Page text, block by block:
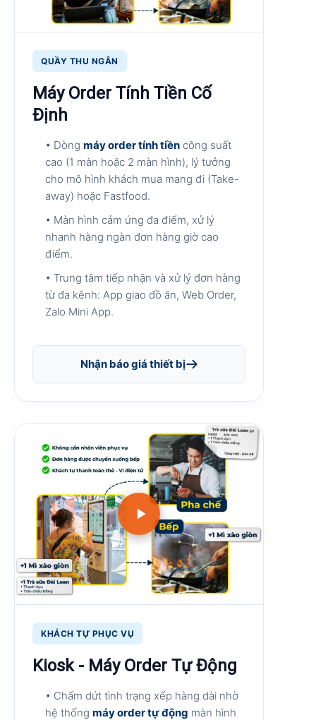
QUẦY THU NGÂN
Máy Order Tính Tiền Cố
Định
• Dòng máy order tính tiền công suất
cao (1 màn hoặc 2 màn hình), lý tưởng
cho mô hình khách mua mang đi (Take-
away) hoặc Fastfood.
• Màn hình cảm ứng đa điểm, xử lý
nhanh hàng ngàn đơn hàng giờ cao
điểm.
• Trung tâm tiếp nhận và xử lý đơn hàng
từ đa kênh: App giao đồ ăn, Web Order,
Zalo Mini App.
Nhận báo giá thiết bị
KHÁCH TỰ PHỤC VỤ
Kiosk - Máy Order Tự Động
• Chấm dứt tình trạng xếp hàng dài nhờ
hệ thống máy order tự động màn hình